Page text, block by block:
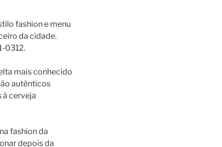
fashion e menu
da cidade.
0312.
mais conhecido
autênticos
à cerveja
fashion da
depois da